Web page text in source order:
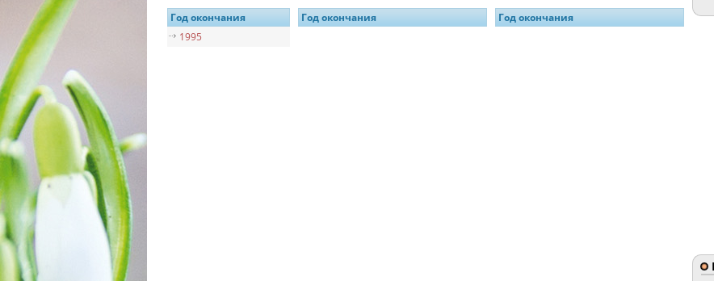
Год окончания Год окончания
Год окончания
1995